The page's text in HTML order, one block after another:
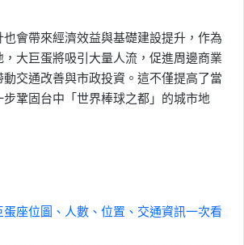
會帶來經濟效益與基礎建設提升，作為
大巨蛋將吸引大量人流，促進周邊商業
交通改善與市政投資。這不僅提高了當
鞏固台中「世界棒球之都」的城市地
蛋座位圖、人數、位置、交通資訊一次看